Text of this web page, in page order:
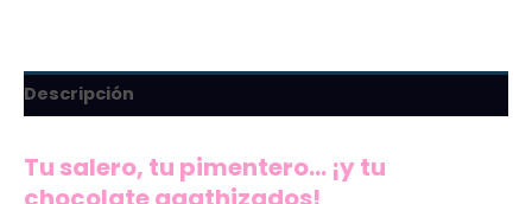
Descripción
Tu salero, tu pimentero… ¡y tu